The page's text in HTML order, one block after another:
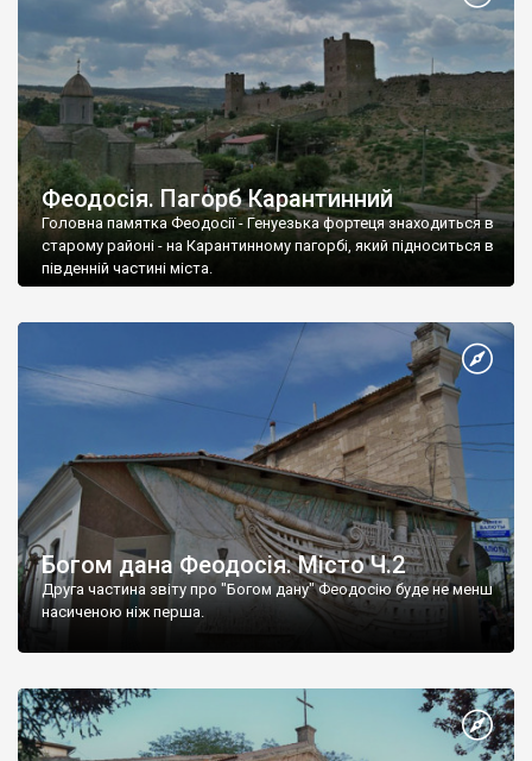
Феодосія. Пагорб Карантинний
Головна памятка Феодосії - Генуезька фортеця знаходиться в
старому районі - на Карантинному пагорбі, який підноситься в
південній частині міста.
Богом дана Феодосія. Місто Ч.2
Друга частина звіту про "Богом дану" Феодосію буде не менш
насиченою ніж перша.